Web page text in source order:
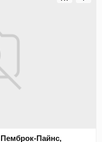
Пайнс,